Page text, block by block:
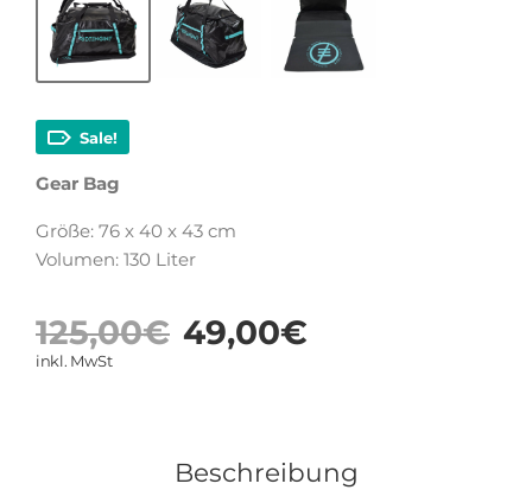
Sale!
Gear Bag
Größe: 76 x 40 x 43 cm
Volumen: 130 Liter
125,00€ Ursprünglicher
125,00€
49,00€
49,00€.
inkl. MwSt
Beschreibung